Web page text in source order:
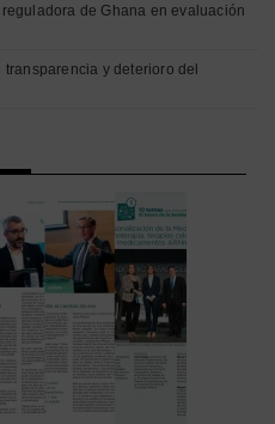
de Ghana en evaluación
y deterioro del